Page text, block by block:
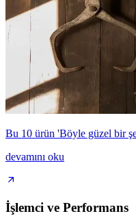
Bu 10 ürün 'Böyle güzel bir
devamını oku
İşlemci ve Performans